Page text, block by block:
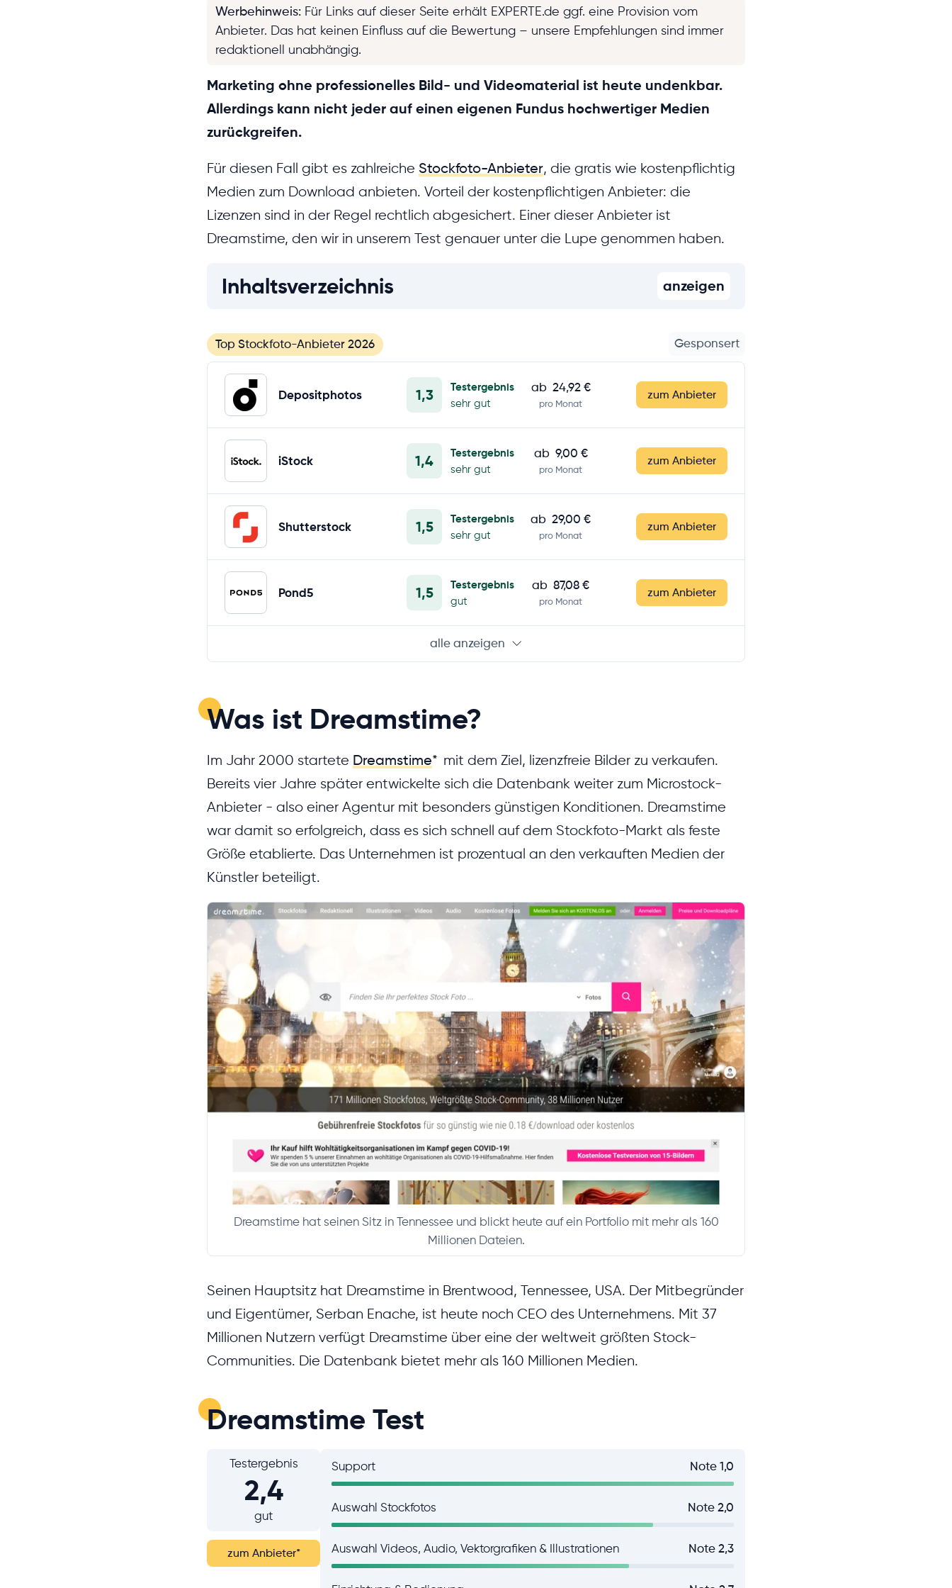
Werbehinweis: Für Links auf dieser Seite erhält EXPERTE.de ggf. eine Provision vom
Anbieter. Das hat keinen Einfluss auf die Bewertung – unsere Empfehlungen sind immer
redaktionell unabhängig.
Marketing ohne professionelles Bild- und Videomaterial ist heute undenkbar.
Allerdings kann nicht jeder auf einen eigenen Fundus hochwertiger Medien
zurückgreifen.
Für diesen Fall gibt es zahlreiche Stockfoto-Anbieter, die gratis wie kostenpflichtig
Medien zum Download anbieten. Vorteil der kostenpflichtigen Anbieter: die
Lizenzen sind in der Regel rechtlich abgesichert. Einer dieser Anbieter ist
Dreamstime, den wir in unserem Test genauer unter die Lupe genommen haben.
Inhaltsverzeichnis anzeigen
Top Stockfoto-Anbieter 2026 Gesponsert
ab 24,92 €
pro Monat
zum Anbieter
Depositphotos 1,3
Testergebnis
sehr gut
ab 9,00 €
pro Monat
zum Anbieter
iStock 1,4
Testergebnis
sehr gut
ab 29,00 €
pro Monat
zum Anbieter
Shutterstock 1,5
Testergebnis
sehr gut
ab 87,08 €
pro Monat
zum Anbieter
Pond5 1,5
Testergebnis
gut
alle anzeigen
Was ist Dreamstime?
Im Jahr 2000 startete Dreamstime* mit dem Ziel, lizenzfreie Bilder zu verkaufen.
Bereits vier Jahre später entwickelte sich die Datenbank weiter zum Microstock-
Anbieter - also einer Agentur mit besonders günstigen Konditionen. Dreamstime
war damit so erfolgreich, dass es sich schnell auf dem Stockfoto-Markt als feste
Größe etablierte. Das Unternehmen ist prozentual an den verkauften Medien der
Künstler beteiligt.
Dreamstime hat seinen Sitz in Tennessee und blickt heute auf ein Portfolio mit mehr als 160
Millionen Dateien.
Seinen Hauptsitz hat Dreamstime in Brentwood, Tennessee, USA. Der Mitbegründer
und Eigentümer, Serban Enache, ist heute noch CEO des Unternehmens. Mit 37
Millionen Nutzern verfügt Dreamstime über eine der weltweit größten Stock-
Communities. Die Datenbank bietet mehr als 160 Millionen Medien.
Dreamstime Test
Testergebnis
2,4
gut
zum Anbieter*
Support Note 1,0
Auswahl Stockfotos Note 2,0
Auswahl Videos, Audio, Vektorgrafiken & Illustrationen Note 2,3